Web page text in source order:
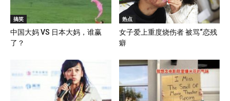
搞笑
中国大妈 VS 日本大妈，谁赢
了？
热点
女子爱上重度烧伤者 被骂“恋残
癖